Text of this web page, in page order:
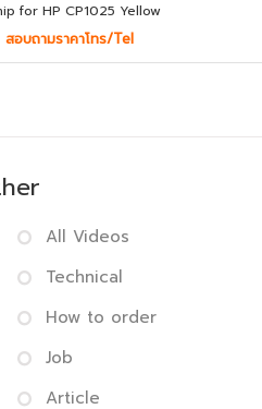
for HP CP1025 Yellow
สอบถามราคาโทร/Tel
All Videos
Technical
How to order
Job
Article